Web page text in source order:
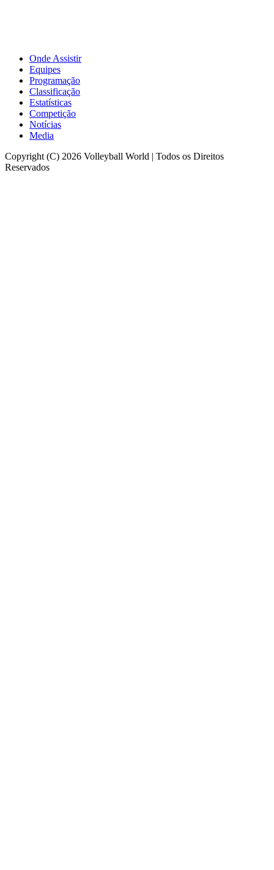
Onde Assistir
Equipes
Programação
Classificação
Estatísticas
Competição
Notícias
Media
Copyright (C) 2026 Volleyball World | Todos os Direitos
Reservados